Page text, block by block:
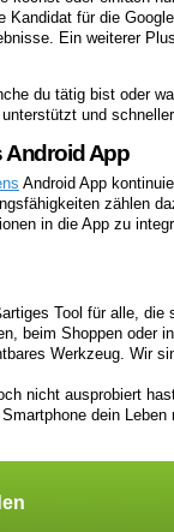
für die
Ein weiterer
du tätig bist oder
und
Android App
Android App
zählen
in die App zu
Tool für alle,
beim Shoppen oder
Werkzeug. Wir
nicht ausprobiert
dein